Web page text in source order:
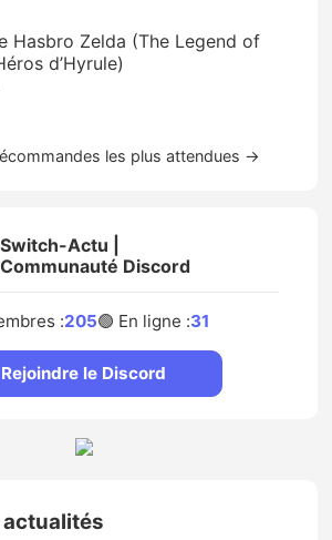
Hasbro Zelda (The Legend of
d’Hyrule)
les plus attendues →
Switch-Actu |
Communauté Discord
:205🟢 En ligne :31
Rejoindre le Discord
actualités